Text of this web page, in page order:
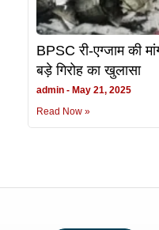
BPSC री-एग्जाम की
बड़े गिरोह का खुलासा
admin
May 21, 2025
Read Now »